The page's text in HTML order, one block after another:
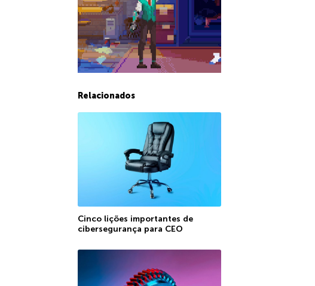
Relacionados
Cinco lições importantes de
cibersegurança para CEO